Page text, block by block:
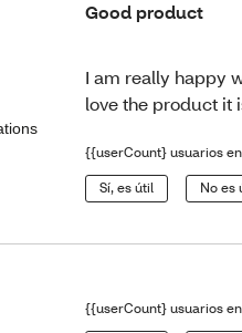
Good product
I am really happy
love the product it
{{userCount} usuarios
Sí, es útil No es
{{userCount} usuarios